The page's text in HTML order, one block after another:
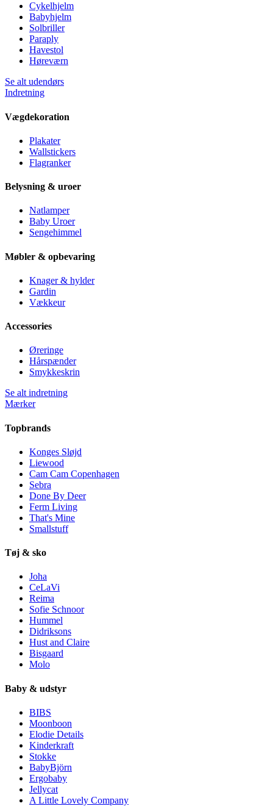
Cykelhjelm
Babyhjelm
Solbriller
Paraply
Havestol
Høreværn
Se alt udendørs
Indretning
Vægdekoration
Plakater
Wallstickers
Flagranker
Belysning & uroer
Natlamper
Baby Uroer
Sengehimmel
Møbler & opbevaring
Knager & hylder
Gardin
Vækkeur
Accessories
Øreringe
Hårspænder
Smykkeskrin
Se alt indretning
Mærker
Topbrands
Konges Sløjd
Liewood
Cam Cam Copenhagen
Sebra
Done By Deer
Ferm Living
That's Mine
Smallstuff
Tøj & sko
Joha
CeLaVi
Reima
Sofie Schnoor
Hummel
Didriksons
Hust and Claire
Bisgaard
Molo
Baby & udstyr
BIBS
Moonboon
Elodie Details
Kinderkraft
Stokke
BabyBjörn
Ergobaby
Jellycat
A Little Lovely Company